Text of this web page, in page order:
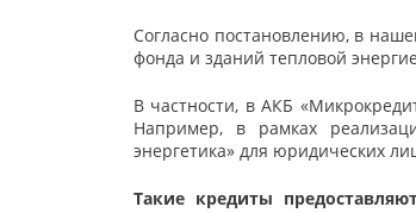
Согласно постановлению, в
фонда и зданий тепловой
В частности, в АКБ
Например, в рамках
энергетика» для юридических
Такие кредиты